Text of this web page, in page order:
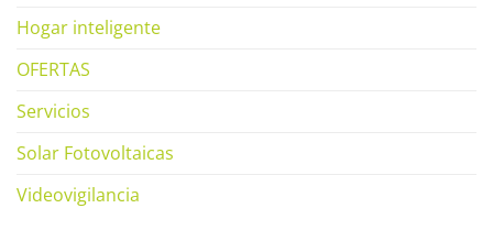
Hogar inteligente
OFERTAS
Servicios
Solar Fotovoltaicas
Videovigilancia